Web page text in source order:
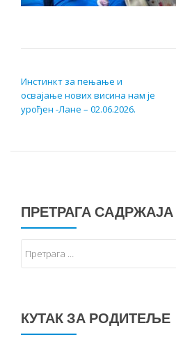
Инстинкт за пењање и
освајање нових висина нам је
урођен -Лане – 02.06.2026.
ПРЕТРАГА САДРЖАЈА
КУТАК ЗА РОДИТЕЉЕ